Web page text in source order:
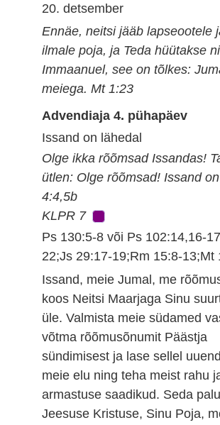
20. detsember
Ennäe, neitsi jääb lapseootele
ilmale poja, ja Teda hüütakse
Immaanuel, see on tõlkes:
meiega. Mt 1:23
Advendiaja 4. pühapäev
Issand on lähedal
Olge ikka rõõmsad Issandas!
ütlen: Olge rõõmsad! Issand
4:4,5b
KLPR 7
Ps 130:5-8 või Ps 102:14,16-
22;Js 29:17-19;Rm 15:8-13;Mt
Issand, meie Jumal, me
koos Neitsi Maarjaga Sinu
üle. Valmista meie südamed
võtma rõõmusõnumit Päästja
sündimisest ja lase sellel
meie elu ning teha meist rahu
armastuse saadikud. Seda
Jeesuse Kristuse, Sinu Poja,